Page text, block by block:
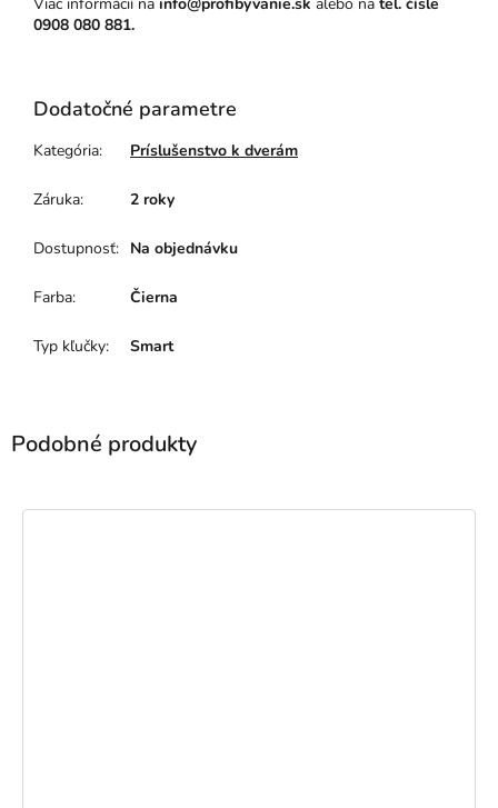
0908 080 881.
Dodatočné parametre
Kategória: Príslušenstvo k dverám
Záruka: 2 roky
Dostupnosť: Na objednávku
Farba: Čierna
Typ kľučky: Smart